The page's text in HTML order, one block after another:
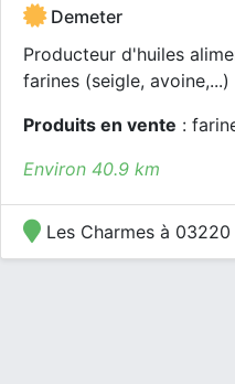
Demeter
Producteur d'huiles
farines (seigle, avoine,...)
Produits en vente :
Environ 40.9 km
Les Charmes à